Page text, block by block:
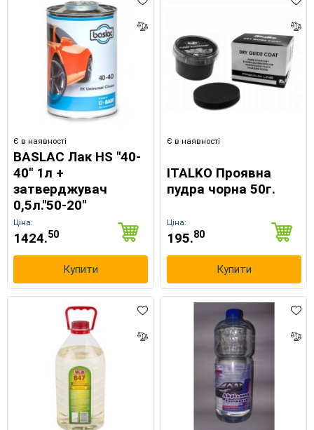
Є в наявності
BASLAC Лак HS "40-
40" 1л +
затверджувач
0,5л."50-20"
Ціна:
1424.50
Купити
Є в наявності
ITALKO Проявна
пудра чорна 50г.
Ціна:
195.80
Купити